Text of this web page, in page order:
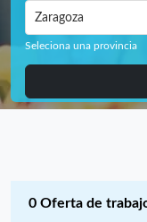
Zaragoza
Seleciona una provincia
0 Oferta de